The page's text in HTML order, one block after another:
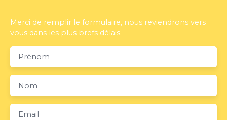
Merci de remplir le formulaire, nous reviendrons vers
vous dans les plus brefs délais.
Prénom
Nom
Email